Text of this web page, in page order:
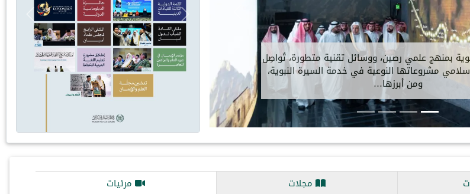
خدمةً للسيرة النبوية بمنهج علمي رصين، ووسائل
رابطة العالم الإسلامي مشروعاتها النوعية في خدمة
ومن أبرزها…
هيئة علماء المسلمين، فضيلةُ الشيخ
ظُهرَ اليوم، سعادةَ سفيرة…
Next
مجلات مرئيات